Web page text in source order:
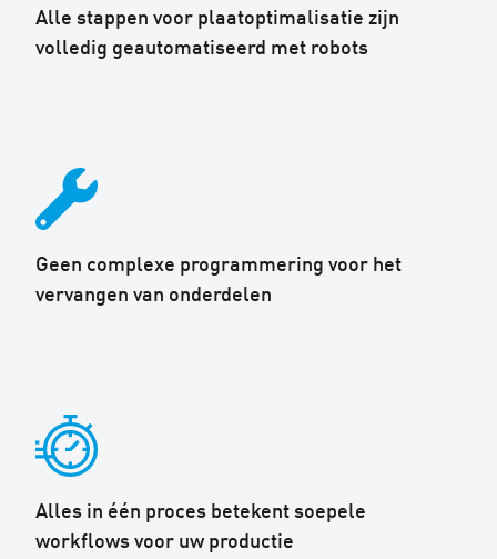
Alle stappen voor plaatoptimalisatie zijn
volledig geautomatiseerd met robots
Geen complexe programmering voor het
vervangen van onderdelen
Alles in één proces betekent soepele
workflows voor uw productie